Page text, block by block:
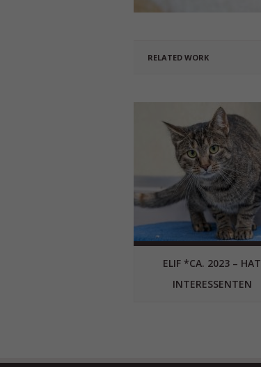
RELATED WORK
ELIF *CA. 2023 – HAT
INTERESSENTEN